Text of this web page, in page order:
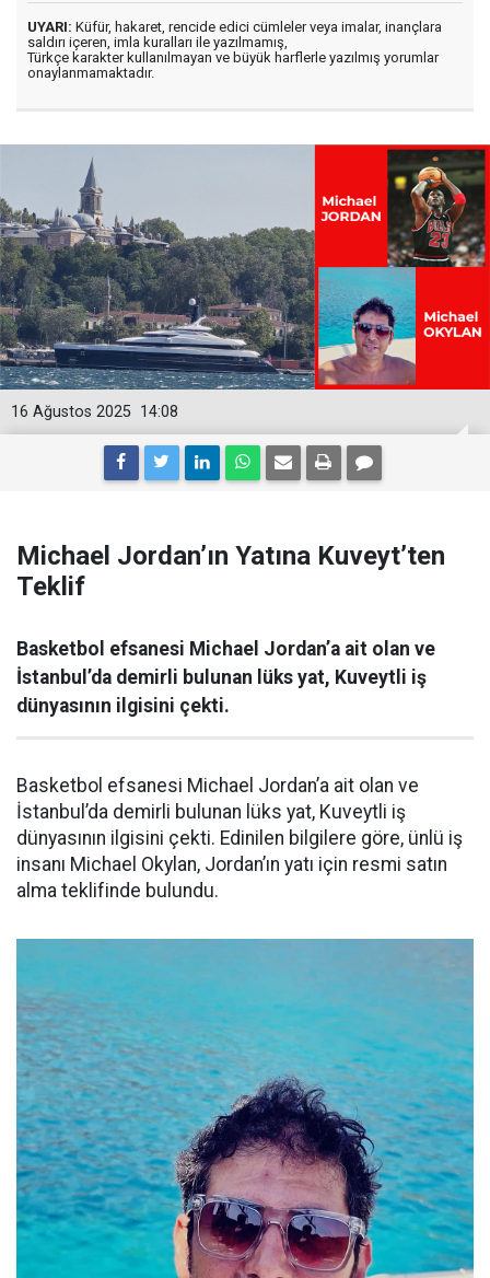
UYARI: Küfür, hakaret, rencide edici cümleler veya imalar, inançlara
saldırı içeren, imla kuralları ile yazılmamış,
Türkçe karakter kullanılmayan ve büyük harflerle yazılmış yorumlar
onaylanmamaktadır.
14:08
16 Ağustos 2025
Michael Jordan’ın Yatına Kuveyt’ten
Teklif
Basketbol efsanesi Michael Jordan’a ait olan ve
İstanbul’da demirli bulunan lüks yat, Kuveytli iş
dünyasının ilgisini çekti.
Basketbol efsanesi Michael Jordan’a ait olan ve
İstanbul’da demirli bulunan lüks yat, Kuveytli iş
dünyasının ilgisini çekti. Edinilen bilgilere göre, ünlü iş
insanı Michael Okylan, Jordan’ın yatı için resmi satın
alma teklifinde bulundu.